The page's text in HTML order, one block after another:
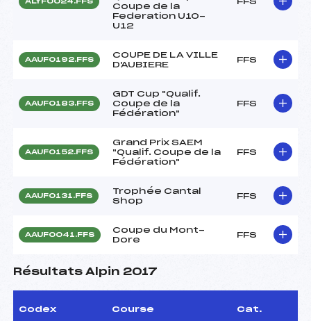
Coupe de la
Federation U10-
U12
AAUF0192.FFS
COUPE DE LA VILLE
D'AUBIERE
FFS
AAUF0183.FFS
GDT Cup "Qualif.
Coupe de la
Fédération"
FFS
AAUF0152.FFS
Grand Prix SAEM
"Qualif. Coupe de la
Fédération"
FFS
AAUF0131.FFS
Trophée Cantal
Shop
FFS
AAUF0041.FFS
Coupe du Mont-
Dore
FFS
Résultats Alpin 2017
Codex Course Cat.